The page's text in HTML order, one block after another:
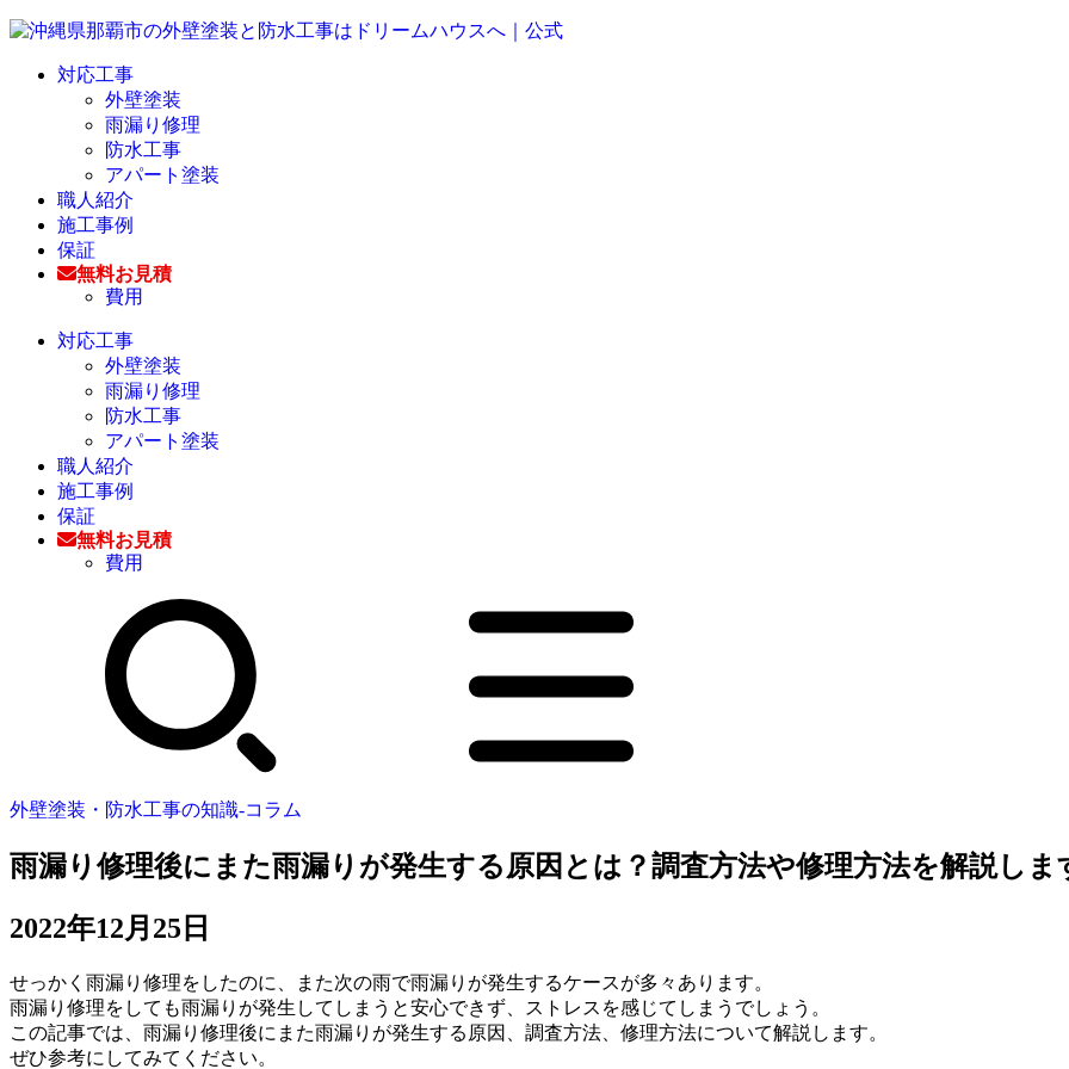
対応工事
外壁塗装
雨漏り修理
防水工事
アパート塗装
職人紹介
施工事例
保証
無料お見積
費用
対応工事
外壁塗装
雨漏り修理
防水工事
アパート塗装
職人紹介
施工事例
保証
無料お見積
費用
外壁塗装・防水工事の知識‐コラム
雨漏り修理後にまた雨漏りが発生する原因とは？調査方法や修理方法を解説しま
2022年12月25日
せっかく雨漏り修理をしたのに、また次の雨で雨漏りが発生するケースが多々あります。
雨漏り修理をしても雨漏りが発生してしまうと安心できず、ストレスを感じてしまうでしょう。
この記事では、雨漏り修理後にまた雨漏りが発生する原因、調査方法、修理方法について解説します。
ぜひ参考にしてみてください。